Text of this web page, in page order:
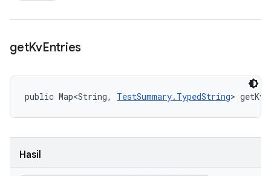
getKvEntries
public Map<String, TestSummary.TypedString>
Hasil